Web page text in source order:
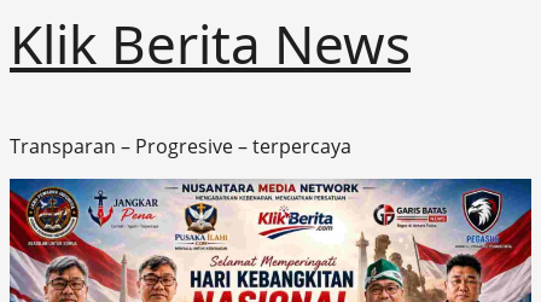
Klik Berita News
Transparan – Progresive – terpercaya